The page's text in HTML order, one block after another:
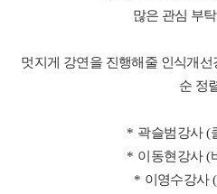
많은 관심 부
멋지게 강연을 진행해줄 인식개
순 정
* 곽슬범강사(
* 이동현강사(
* 이영수강사(